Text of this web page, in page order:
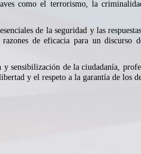
como el terrorismo, la
de la seguridad y las
razones de eficacia para un
sensibilización de la ciudadanía,
y el respeto a la garantía de los